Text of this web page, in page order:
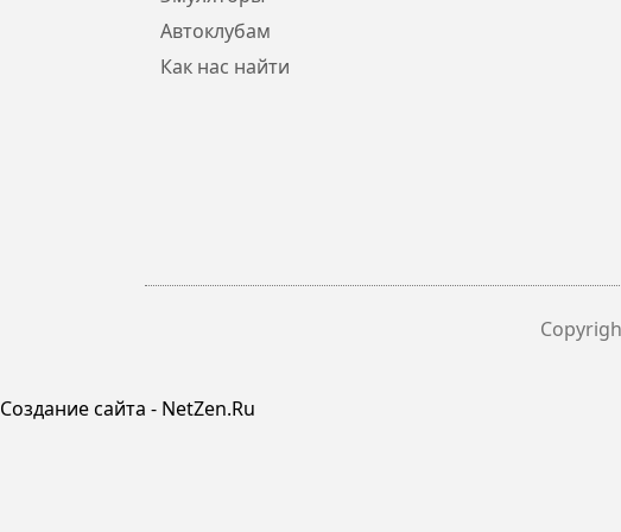
Автоклубам
Как нас найти
Создание сайта - NetZen.Ru